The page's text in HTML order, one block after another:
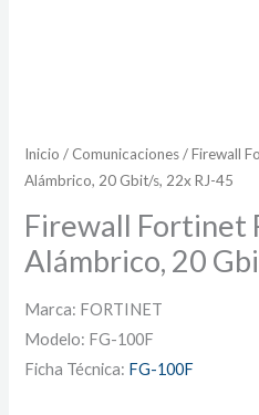
Inicio / Comunicaciones/ Firewall
Alámbrico, 20 Gbit/s, 22x RJ-45
Firewall Fortinet
Alámbrico, 20
Marca: FORTINET
Modelo: FG-100F
Ficha Técnica: FG-100F